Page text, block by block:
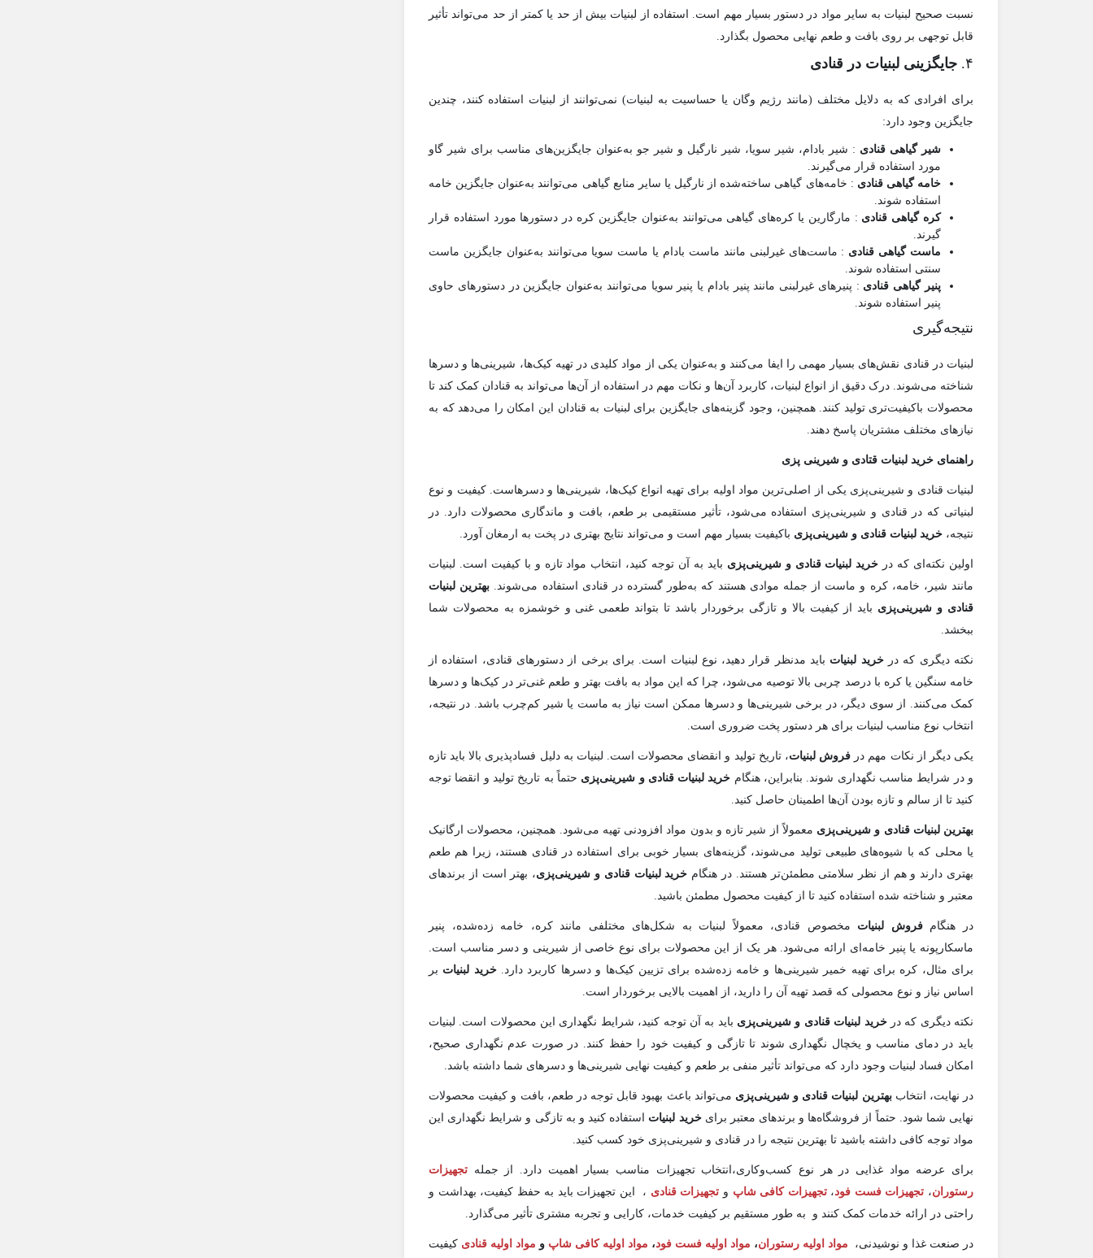
نسبت صحیح لبنیات به سایر مواد در دستور بسیار مهم است. استفاده از لبنیات بیش از حد یا کمتر از حد می‌تواند تأثیر
قابل توجهی بر روی بافت و طعم نهایی محصول بگذارد.
۴. جایگزینی لبنیات در قنادی
برای افرادی که به دلایل مختلف (مانند رژیم وگان یا حساسیت به لبنیات) نمی‌توانند از لبنیات استفاده کنند، چندین
جایگزین وجود دارد:
شیر گیاهی قنادی : شیر بادام، شیر سویا، شیر نارگیل و شیر جو به‌عنوان جایگزین‌های مناسب برای شیر گاو
مورد استفاده قرار می‌گیرند.
خامه گیاهی قنادی : خامه‌های گیاهی ساخته‌شده از نارگیل یا سایر منابع گیاهی می‌توانند به‌عنوان جایگزین خامه
استفاده شوند.
کره گیاهی قنادی : مارگارین یا کره‌های گیاهی می‌توانند به‌عنوان جایگزین کره در دستورها مورد استفاده قرار
گیرند.
ماست گیاهی قنادی : ماست‌های غیرلبنی مانند ماست بادام یا ماست سویا می‌توانند به‌عنوان جایگزین ماست
سنتی استفاده شوند.
پنیر گیاهی قنادی : پنیرهای غیرلبنی مانند پنیر بادام یا پنیر سویا می‌توانند به‌عنوان جایگزین در دستورهای حاوی
پنیر استفاده شوند.
نتیجه‌گیری
لبنیات در قنادی نقش‌های بسیار مهمی را ایفا می‌کنند و به‌عنوان یکی از مواد کلیدی در تهیه کیک‌ها، شیرینی‌ها و دسرها
شناخته می‌شوند. درک دقیق از انواع لبنیات، کاربرد آن‌ها و نکات مهم در استفاده از آن‌ها می‌تواند به قنادان کمک کند تا
محصولات باکیفیت‌تری تولید کنند. همچنین، وجود گزینه‌های جایگزین برای لبنیات به قنادان این امکان را می‌دهد که به
نیازهای مختلف مشتریان پاسخ دهند.
راهنمای خرید لبنیات قتادی و شیرینی پزی
لبنیات قنادی و شیرینی‌پزی یکی از اصلی‌ترین مواد اولیه برای تهیه انواع کیک‌ها، شیرینی‌ها و دسرهاست. کیفیت و نوع
لبنیاتی که در قنادی و شیرینی‌پزی استفاده می‌شود، تأثیر مستقیمی بر طعم، بافت و ماندگاری محصولات دارد. در
نتیجه، خرید لبنیات قنادی و شیرینی‌پزی باکیفیت بسیار مهم است و می‌تواند نتایج بهتری در پخت به ارمغان آورد.
اولین نکته‌ای که در خرید لبنیات قنادی و شیرینی‌پزی باید به آن توجه کنید، انتخاب مواد تازه و با کیفیت است. لبنیات
مانند شیر، خامه، کره و ماست از جمله موادی هستند که به‌طور گسترده در قنادی استفاده می‌شوند. بهترین لبنیات
قنادی و شیرینی‌پزی باید از کیفیت بالا و تازگی برخوردار باشد تا بتواند طعمی غنی و خوشمزه به محصولات شما
ببخشد.
نکته دیگری که درخرید لبنیات باید مدنظر قرار دهید، نوع لبنیات است. برای برخی از دستورهای قنادی، استفاده از
خامه سنگین یا کره با درصد چربی بالا توصیه می‌شود، چرا که این مواد به بافت بهتر و طعم غنی‌تر در کیک‌ها و دسرها
کمک می‌کنند. از سوی دیگر، در برخی شیرینی‌ها و دسرها ممکن است نیاز به ماست یا شیر کم‌چرب باشد. در نتیجه،
انتخاب نوع مناسب لبنیات برای هر دستور پخت ضروری است.
یکی دیگر از نکات مهم در فروش لبنیات، تاریخ تولید و انقضای محصولات است. لبنیات به دلیل فسادپذیری بالا باید تازه
و در شرایط مناسب نگهداری شوند. بنابراین، هنگام خرید لبنیات قنادی و شیرینی‌پزی حتماً به تاریخ تولید و انقضا توجه
کنید تا از سالم و تازه بودن آن‌ها اطمینان حاصل کنید.
بهترین لبنیات قنادی و شیرینی‌پزی معمولاً از شیر تازه و بدون مواد افزودنی تهیه می‌شود. همچنین، محصولات ارگانیک
یا محلی که با شیوه‌های طبیعی تولید می‌شوند، گزینه‌های بسیار خوبی برای استفاده در قنادی هستند، زیرا هم طعم
بهتری دارند و هم از نظر سلامتی مطمئن‌تر هستند. در هنگام خرید لبنیات قنادی و شیرینی‌پزی، بهتر است از برندهای
معتبر و شناخته شده استفاده کنید تا از کیفیت محصول مطمئن باشید.
در هنگامفروش لبنیات مخصوص قنادی، معمولاً لبنیات به شکل‌های مختلفی مانند کره، خامه زده‌شده، پنیر
ماسکارپونه یا پنیر خامه‌ای ارائه می‌شود. هر یک از این محصولات برای نوع خاصی از شیرینی و دسر مناسب است.
برای مثال، کره برای تهیه خمیر شیرینی‌ها و خامه زده‌شده برای تزیین کیک‌ها و دسرها کاربرد دارد.خرید لبنیات بر
اساس نیاز و نوع محصولی که قصد تهیه آن را دارید، از اهمیت بالایی برخوردار است.
نکته دیگری که درخرید لبنیات قنادی و شیرینی‌پزی باید به آن توجه کنید، شرایط نگهداری این محصولات است. لبنیات
باید در دمای مناسب و یخچال نگهداری شوند تا تازگی و کیفیت خود را حفظ کنند. در صورت عدم نگهداری صحیح،
امکان فساد لبنیات وجود دارد که می‌تواند تأثیر منفی بر طعم و کیفیت نهایی شیرینی‌ها و دسرهای شما داشته باشد.
در نهایت، انتخاببهترین لبنیات قنادی و شیرینی‌پزی می‌تواند باعث بهبود قابل توجه در طعم، بافت و کیفیت محصولات
نهایی شما شود. حتماً از فروشگاه‌ها و برندهای معتبر برایخرید لبنیات استفاده کنید و به تازگی و شرایط نگهداری این
مواد توجه کافی داشته باشید تا بهترین نتیجه را در قنادی و شیرینی‌پزی خود کسب کنید.
برای عرضه مواد غذایی در هر نوع کسب‌وکاری،انتخاب تجهیزات مناسب بسیار اهمیت دارد. از جمله تجهیزات
رستوران‌، تجهیزات فست فود،تجهیزات کافی‌ شاپ‌ و تجهیزات قنادی ، این تجهیزات باید به حفظ کیفیت، بهداشت و
راحتی در ارائه خدمات کمک کنند و به طور مستقیم بر کیفیت خدمات، کارایی و تجربه مشتری تأثیر می‌گذارد.
در صنعت غذا و نوشیدنی، مواد اولیه رستوران‌، مواد اولیه فست فود، مواد اولیه کافی‌ شاپ‌ و مواد اولیه قنادی کیفیت